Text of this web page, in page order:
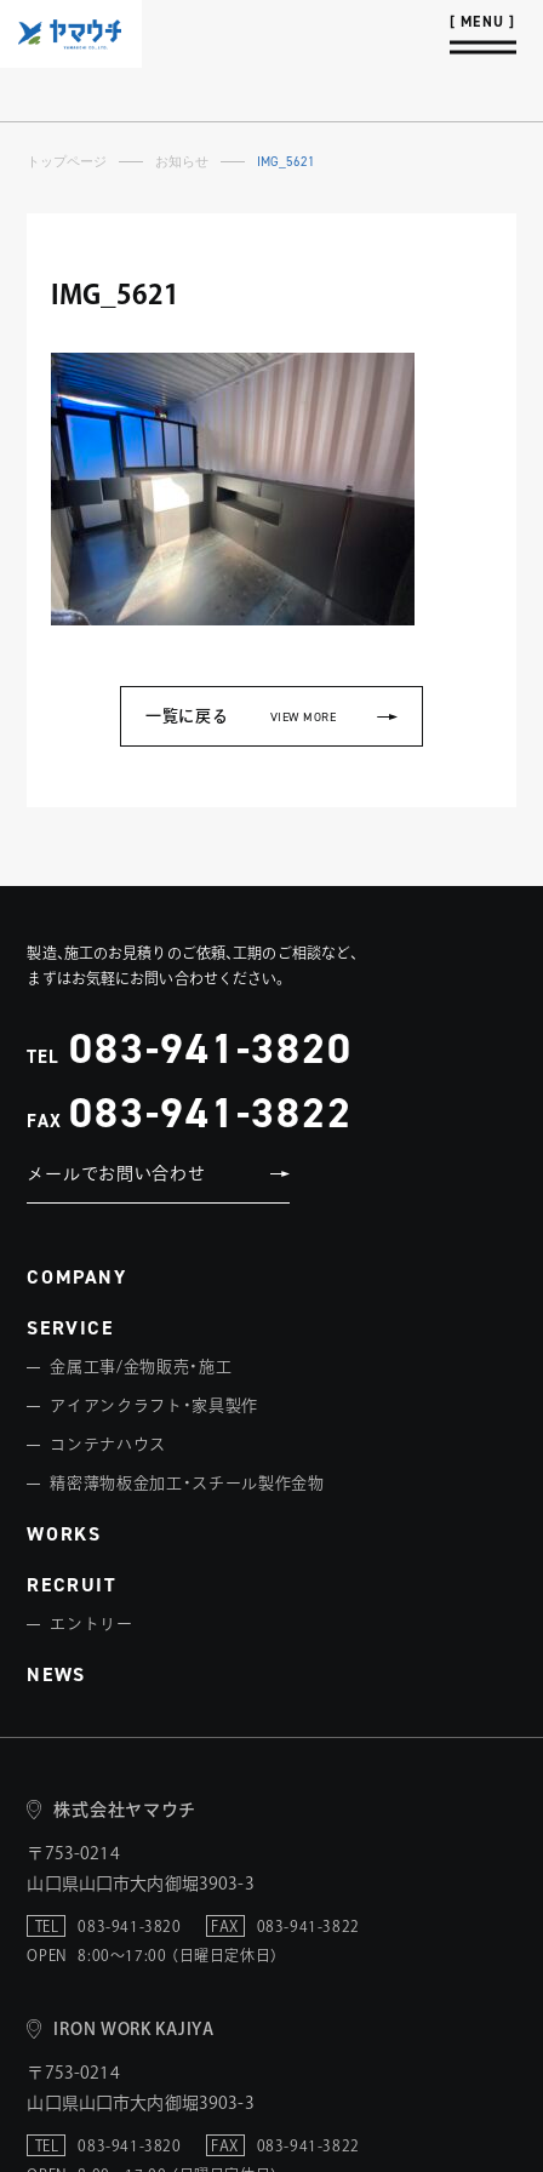
トップページ お知らせ IMG_5621
IMG_5621
一覧に戻る VIEW MORE
製造、施工のお見積りのご依頼、工期のご相談など、
まずはお気軽にお問い合わせください。
TEL 083-941-3820
FAX 083-941-3822
メールでお問い合わせ
COMPANY
SERVICE
金属工事/金物販売・施工
アイアンクラフト・家具製作
コンテナハウス
精密薄物板金加工・スチール製作金物
WORKS
RECRUIT
エントリー
NEWS
株式会社ヤマウチ
〒753-0214
山口県山口市大内御堀3903-3
TEL 083-941-3820 FAX
083-941-3822
OPEN
8:00〜17:00 （日曜日定休日）
IRON WORK KAJIYA
〒753-0214
山口県山口市大内御堀3903-3
TEL 083-941-3820 FAX
083-941-3822